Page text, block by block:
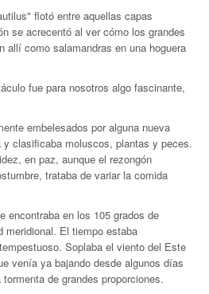
flotó entre aquellas capas
se acrecentó al ver cómo los grandes
allí como salamandras en una hoguera
fue para nosotros algo fascinante,
embelesados por alguna nueva
y clasificaba moluscos, plantas y peces.
en paz, aunque el rezongón
trataba de variar la comida
encontraba en los 105 grados de
meridional. El tiempo estaba
Soplaba el viento del Este
venía ya bajando desde algunos días
de grandes proporciones.